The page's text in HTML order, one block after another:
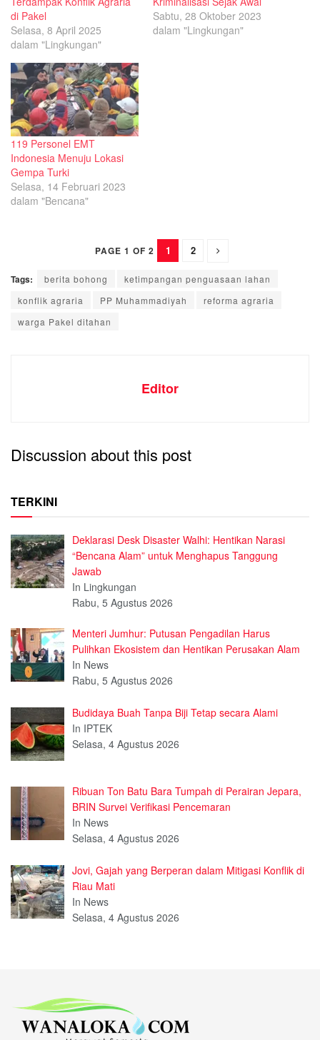
di Pakel
Selasa, 8 April 2025
dalam "Lingkungan"
Sabtu, 28 Oktober 2023
dalam "Lingkungan"
119 Personel EMT
Indonesia Menuju Lokasi
Gempa Turki
Selasa, 14 Februari 2023
dalam "Bencana"
PAGE 1 OF 2 1 2
Tags: berita bohong
ketimpangan penguasaan lahan
konflik agraria
PP Muhammadiyah
reforma agraria
warga Pakel ditahan
Editor
Discussion about this post
TERKINI
Deklarasi Desk Disaster Walhi: Hentikan Narasi
“Bencana Alam” untuk Menghapus Tanggung
Jawab
In Lingkungan
Rabu, 5 Agustus 2026
Menteri Jumhur: Putusan Pengadilan Harus
Pulihkan Ekosistem dan Hentikan Perusakan Alam
In News
Rabu, 5 Agustus 2026
Budidaya Buah Tanpa Biji Tetap secara Alami
In IPTEK
Selasa, 4 Agustus 2026
Ribuan Ton Batu Bara Tumpah di Perairan Jepara,
BRIN Survei Verifikasi Pencemaran
In News
Selasa, 4 Agustus 2026
Jovi, Gajah yang Berperan dalam Mitigasi Konflik di
Riau Mati
In News
Selasa, 4 Agustus 2026